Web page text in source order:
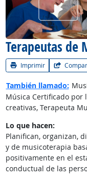
Terapeutas de
Imprimir
Ver el
También llamado:
Música Certificado por
creativas, Terapeuta
Lo que hacen:
Planifican, organizan,
y de musicoterapia
positivamente en el
conductual de las